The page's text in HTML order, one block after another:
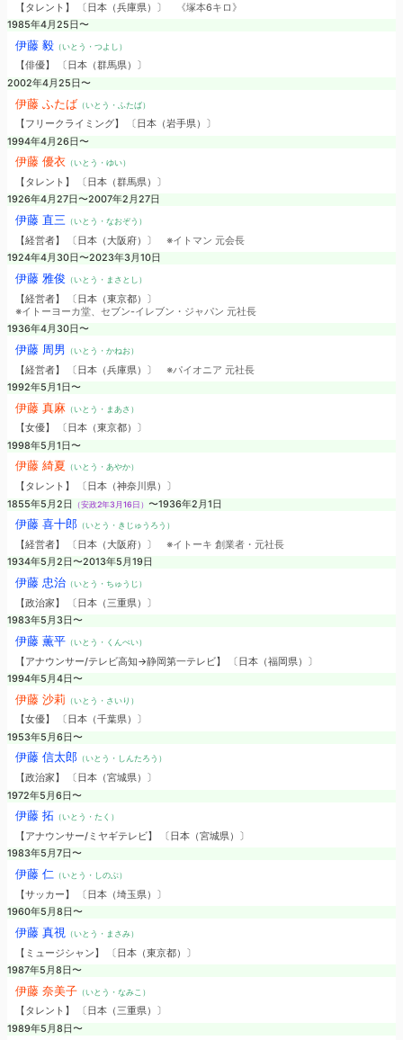
【タレント】 〔日本（兵庫県）〕
《塚本6キロ》
1985年4月25日〜
伊藤 毅（いとう・つよし）
【俳優】 〔日本（群馬県）〕
2002年4月25日〜
伊藤 ふたば （いとう・ふたば）
【フリークライミング】 〔日本（岩手県）〕
1994年4月26日〜
伊藤 優衣（いとう・ゆい）
【タレント】 〔日本（群馬県）〕
1926年4月27日〜2007年2月27日
伊藤 直三 （いとう・なおぞう）
【経営者】 〔日本（大阪府）〕 ※イトマン 元会長
1924年4月30日〜2023年3月10日
伊藤 雅俊 （いとう・まさとし）
【経営者】 〔日本（東京都）〕
※イトーヨーカ堂、セブン-イレブン・ジャパン 元社長
1936年4月30日〜
伊藤 周男 （いとう・かねお）
【経営者】 〔日本（兵庫県）〕 ※パイオニア 元社長
1992年5月1日〜
伊藤 真麻 （いとう・まあさ）
【女優】 〔日本（東京都）〕
1998年5月1日〜
伊藤 綺夏 （いとう・あやか）
【タレント】 〔日本（神奈川県）〕
1855年5月2日
（安政2年3月16日） 〜1936年2月1日
伊藤 喜十郎（いとう・きじゅうろう）
【経営者】 〔日本（大阪府）〕 ※イトーキ 創業者・元社長
1934年5月2日〜2013年5月19日
伊藤 忠治（いとう・ちゅうじ）
【政治家】 〔日本（三重県）〕
1983年5月3日〜
伊藤 薫平（いとう・くんぺい）
【アナウンサー/テレビ高知→静岡第一テレビ】 〔日本（福岡県）〕
1994年5月4日〜
伊藤 沙莉 （いとう・さいり）
【女優】 〔日本（千葉県）〕
1953年5月6日〜
伊藤 信太郎（いとう・しんたろう）
【政治家】 〔日本（宮城県）〕
1972年5月6日〜
伊藤 拓 （いとう・たく）
【アナウンサー/ミヤギテレビ】 〔日本（宮城県）〕
1983年5月7日〜
伊藤 仁 （いとう・しのぶ）
【サッカー】 〔日本（埼玉県）〕
1960年5月8日〜
伊藤 真視 （いとう・まさみ）
【ミュージシャン】 〔日本（東京都）〕
1987年5月8日〜
伊藤 奈美子（いとう・なみこ）
【タレント】 〔日本（三重県）〕
1989年5月8日〜